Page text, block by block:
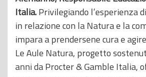
Italia.Privilegiando l’esperienza
in relazione con la Natura e la
impara a prendersene cura e
Le Aule Natura, progetto
anni da Procter & Gamble Italia,